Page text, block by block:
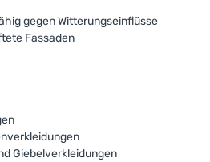
gegen Witterungseinflüsse
Fassaden
Giebelverkleidungen